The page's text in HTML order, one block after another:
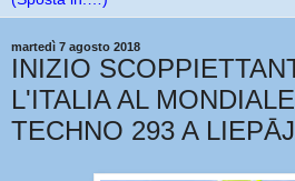
martedì 7 agosto 2018
INIZIO
L'ITALIA AL
TECHNO 293 A